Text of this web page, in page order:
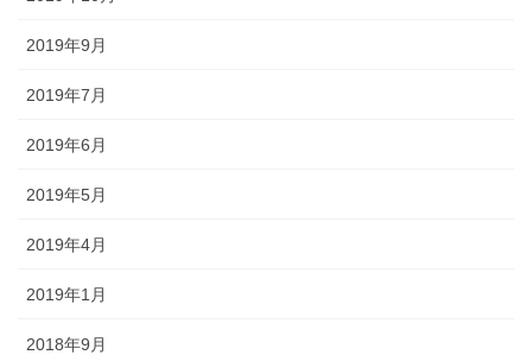
2019年9月
2019年7月
2019年6月
2019年5月
2019年4月
2019年1月
2018年9月